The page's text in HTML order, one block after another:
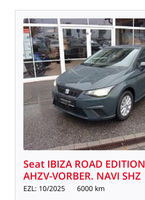
Seat IBIZA ROAD EDITION
AHZV-VORBER. NAVI SHZ
EZL: 10/2025 6000 km